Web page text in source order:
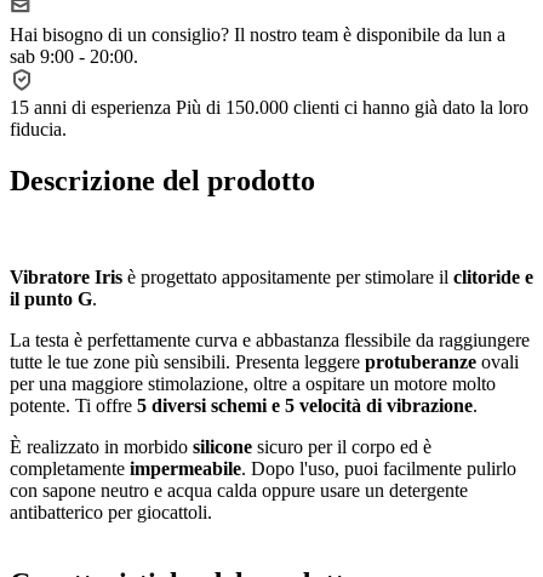
Hai bisogno di un consiglio? Il nostro team è disponibile da lun a
sab 9:00 - 20:00.
15 anni di esperienza Più di 150.000 clienti ci hanno già dato la loro
fiducia.
Descrizione del prodotto
Vibratore Iris è progettato appositamente per stimolare il clitoride e
il punto G.
La testa è perfettamente curva e abbastanza flessibile da raggiungere
tutte le tue zone più sensibili. Presenta leggere protuberanze ovali
per una maggiore stimolazione, oltre a ospitare un motore molto
potente. Ti offre 5 diversi schemi e 5 velocità di vibrazione.
È realizzato in morbido silicone sicuro per il corpo ed è
completamente impermeabile. Dopo l'uso, puoi facilmente pulirlo
con sapone neutro e acqua calda oppure usare un detergente
antibatterico per giocattoli.